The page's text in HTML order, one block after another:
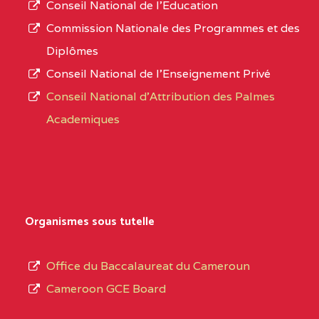
0CN1TEFD101094115
EXTREME-
NORD
0EI1TEFD100495110
NORD
KOUSSERI
L’offre
d’éducation
de
Conseil National de l’Education
Commission Nationale des Programmes et des
Diplômes
Conseil National de l’Enseignement Privé
Conseil National d'Attribution des Palmes
Academiques
Organismes sous tutelle
Office du Baccalaureat du Cameroun
Cameroon GCE Board